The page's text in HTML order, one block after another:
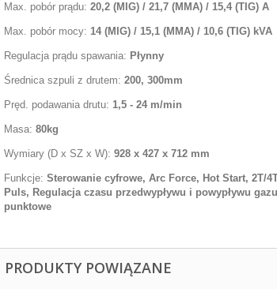
Max. pobór prądu: 20,2 (MIG) / 21,7 (MMA) / 15,4 (TIG) A
Max. pobór mocy: 14 (MIG) / 15,1 (MMA) / 10,6 (TIG) kVA
Regulacja prądu spawania: Płynny
Średnica szpuli z drutem: 200, 300mm
Pręd. podawania drutu: 1,5 - 24 m/min
Masa: 80kg
Wymiary (D x SZ x W): 928 x 427 x 712 mm
Funkcje: Sterowanie cyfrowe, Arc Force, Hot Start, 2T/
Puls, Regulacja czasu przedwypływu i powypływu
punktowe
PRODUKTY POWIĄZANE